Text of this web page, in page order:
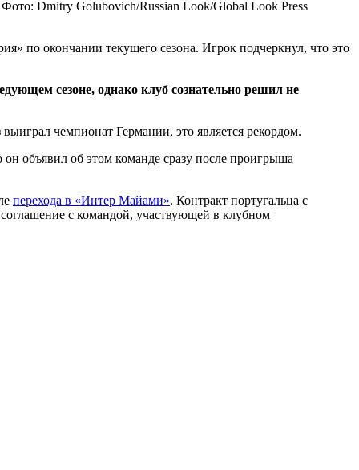
Фото: Dmitry Golubovich/Russian Look/Global Look Press
по окончании текущего сезона. Игрок подчеркнул, что это
сезоне, однако клуб сознательно решил не
чемпионат Германии, это является рекордом.
он объявил об этом команде сразу после проигрыша
перехода в «Интер Майами». Контракт португальца с
с командой, участвующей в клубном